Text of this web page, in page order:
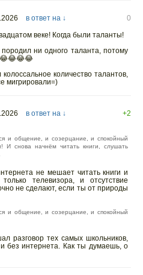
в ответ на ↓
0
веке! Когда были таланты!
ни одного таланта, потому
😂😂😂😂
количество талантов,
мигрировали=)
в ответ на ↓
+2
и общение, и созерцание, и спокойный
И снова начнём читать книги, слушать
не мешает читать книги и
телевизора, и отсутствие
не сделают, если ты от природы
и общение, и созерцание, и спокойный
разговор тех самых школьников,
без интернета. Как ты думаешь, о